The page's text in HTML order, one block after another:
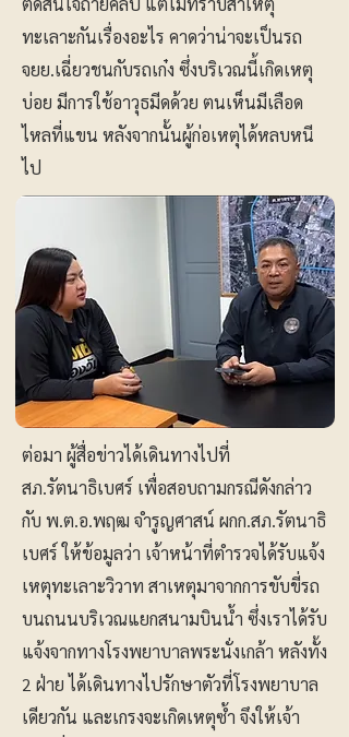
ทะเลาะกันเรื่องอะไร คาดว่าน่าจะเป็นรถ
จยย.เฉี่ยวชนกับรถเก๋ง ซึ่งบริเวณนี้เกิดเหตุ
บ่อย มีการใช้อาวุธมีดด้วย ตนเห็นมีเลือด
ไหลที่แขน หลังจากนั้นผู้ก่อเหตุได้หลบหนี
ไป
ต่อมา ผู้สื่อข่าวได้เดินทางไปที่
สภ.รัตนาธิเบศร์ เพื่อสอบถามกรณีดังกล่าว
กับ พ.ต.อ.พฤฒ จำรูญศาสน์ ผกก.สภ.รัตนาธิ
เบศร์ ให้ข้อมูลว่า เจ้าหน้าที่ตำรวจได้รับแจ้ง
เหตุทะเลาะวิวาท สาเหตุมาจากการขับขี่รถ
บนถนนบริเวณแยกสนามบินน้ำ ซึ่งเราได้รับ
แจ้งจากทางโรงพยาบาลพระนั่งเกล้า หลังทั้ง
2 ฝ่าย ได้เดินทางไปรักษาตัวที่โรงพยาบาล
เดียวกัน และเกรงจะเกิดเหตุซ้ำ จึงให้เจ้า